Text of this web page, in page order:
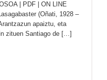
| PDF | ON LINE
(Oñati, 1928 –
apaiztu, eta
zituen Santiago de […]